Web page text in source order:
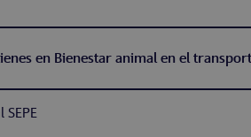
en Bienestar animal en el